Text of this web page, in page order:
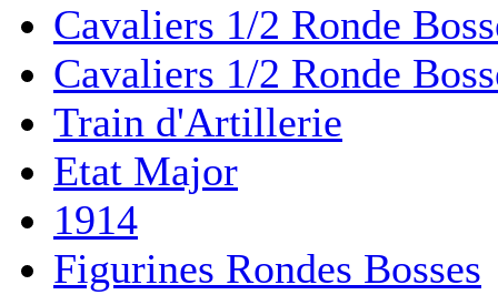
Cavaliers 1/2 Ronde
Cavaliers 1/2 Ronde
Train d'Artillerie
Etat Major
1914
Figurines Rondes Bosses